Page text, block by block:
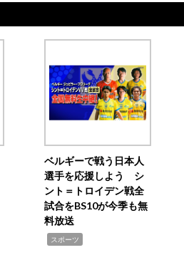
ベルギーで戦う日本人
選手を応援しよう シ
ント＝トロイデン戦全
試合をBS10が今季も無
料放送
スポーツ